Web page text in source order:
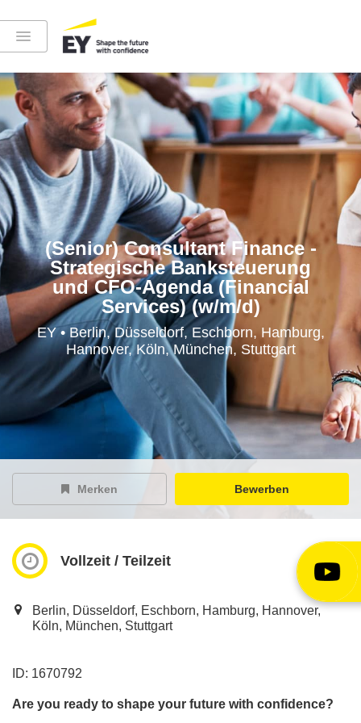
Instagram
LinkedIn
YouTube
Höre in die EY-Welt rein
EY Careers Spotlight
der Karriere-Podcast
EY Joblight
(Senior) Consultant Finance -
Strategische Banksteuerung
und CFO-Agenda (Financial
Services) (w/m/d)
EY • Berlin, Düsseldorf, Eschborn, Hamburg,
Hannover, Köln, München, Stuttgart
Merken Bewerben
Vollzeit / Teilzeit
Berlin, Düsseldorf, Eschborn, Hamburg, Hannover,
Köln, München, Stuttgart
ID: 1670792
Are you ready to shape your future with confidence?